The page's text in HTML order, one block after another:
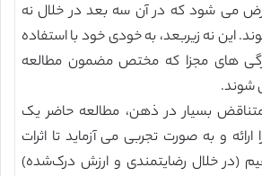
می شود که در آن سه بعد در خلال نه
این نه زیربعد، به خودی خود با استفاده
های مجزا که مختص مضمون مطالعه
شوند.
بسیار در ذهن، مطالعه حاضر یک
و به صورت تجربی می آزماید تا اثرات
(در خلال رضایتمندی و ارزش درک‌شده)